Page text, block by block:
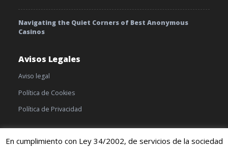
Navigating the Quiet Corners of Best Anonymous
Casinos
Avisos Legales
Aviso legal
Política de Cookies
Política de Privacidad
En cumplimiento con Ley 34/2002, de servicios de la sociedad